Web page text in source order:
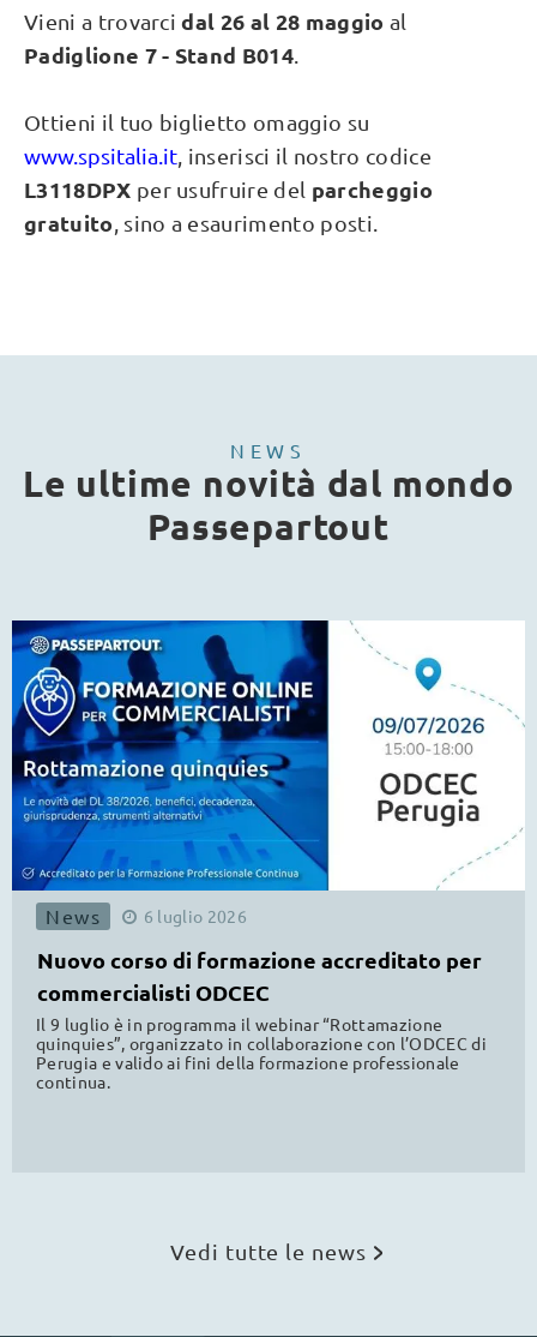
Vieni a trovarcidal 26 al 28 maggio al
Padiglione 7 - Stand B014
Ottieni il tuo biglietto omaggio su
www.spsitalia.it , inserisci il nostro codice
L3118DPX per usufruire del parcheggio
gratuito , sino a esaurimento posti.
NEWS
Le ultime novità dal mondo
Passepartout
News 6 luglio 2026
Nuovo corso di formazione accreditato per
commercialisti ODCEC
Il 9 luglio è in programma il webinar “Rottamazione
quinquies”, organizzato in collaborazione con l’ODCEC di
Perugia e valido ai fini della formazione professionale
continua.
Vedi tutte le news